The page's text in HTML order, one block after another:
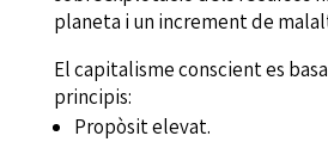
planeta i un increment de
El capitalisme conscient es
principis:
Propòsit elevat.